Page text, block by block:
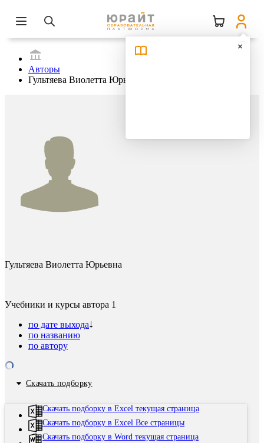
Авторы
Гультяева Виолетта Юрьевна
Гультяева Виолетта Юрьевна
Учебники и курсы автора 1
по дате выхода
по названию
по автору
Скачать подборку
Скачать подборку в Excel текущая страница
Скачать подборку в Excel Все страницы
Скачать подборку в Word текущая страница